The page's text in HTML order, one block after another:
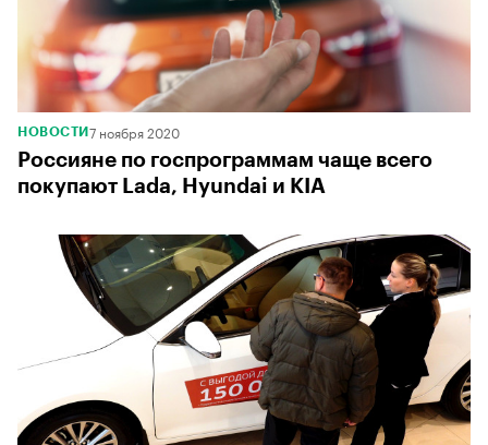
НОВОСТИ 7 ноября 2020
Россияне по госпрограммам чаще всего
покупают Lada, Hyundai и KIA